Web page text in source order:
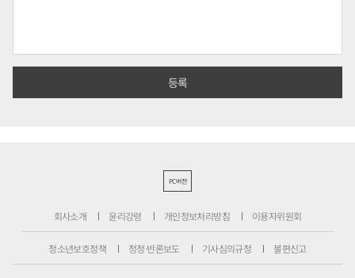
PC버전
회사소개 윤리강령 개인정보처리방침 이용자위원회
청소년보호정책 정정·반론보도 기사심의규정 불편신고